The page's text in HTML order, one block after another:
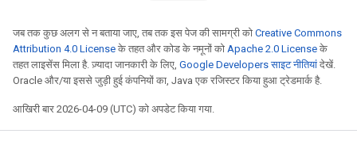
जब तक कुछ अलग से न बताया जाए, तब तक इस पेज की सामग्री को Creative Commons
Attribution 4.0 License के तहत और कोड के नमूनों को Apache 2.0 License के
तहत लाइसेंस मिला है. ज़्यादा जानकारी के लिए, Google Developers साइट नीतियां देखें.
Oracle और/या इससे जुड़ी हुई कंपनियों का, Java एक रजिस्टर किया हुआ ट्रेडमार्क है.
आखिरी बार 2026-04-09 (UTC) को अपडेट किया गया.